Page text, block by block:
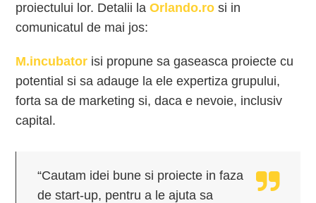
proiectului lor. Detalii laOrlando.ro si in
comunicatul de mai jos:
M.incubator isi propune sa gaseasca proiecte cu
potential si sa adauge la ele expertiza grupului,
forta sa de marketing si, daca e nevoie, inclusiv
capital.
“Cautam idei bune si proiecte in faza
de start-up, pentru a le ajuta sa